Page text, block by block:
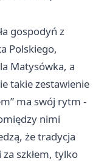
gospodyń z
Polskiego,
Matysówka, a
takie zestawienie
ma swój rytm -
nimi
że tradycja
szkłem, tylko